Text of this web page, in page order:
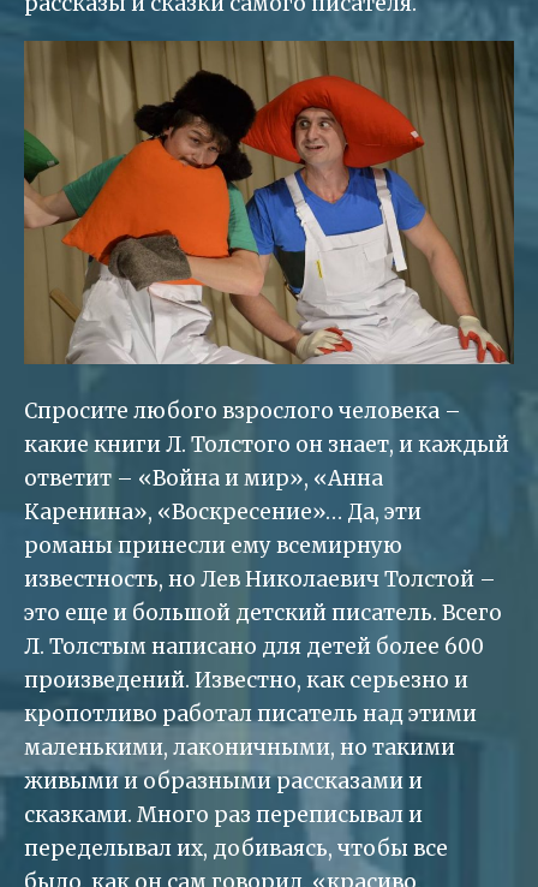
Спросите любого взрослого человека –
какие книги Л. Толстого он знает, и каждый
ответит – «Война и мир», «Анна
Каренина», «Воскресение»… Да, эти
романы принесли ему всемирную
известность, но Лев Николаевич Толстой –
это еще и большой детский писатель. Всего
Л. Толстым написано для детей более 600
произведений. Известно, как серьезно и
кропотливо работал писатель над этими
маленькими, лаконичными, но такими
живыми и образными рассказами и
сказками. Много раз переписывал и
переделывал их, добиваясь, чтобы все